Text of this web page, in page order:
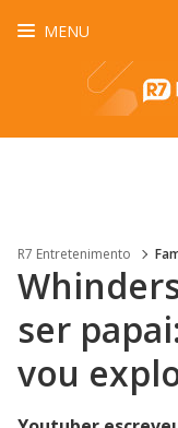
MENU
R7 Entretenimento
ser
vou